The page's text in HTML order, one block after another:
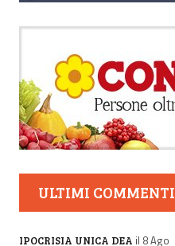
ULTIMI COMMENTI
IPOCRISIA UNICA DEA il 8 Ago